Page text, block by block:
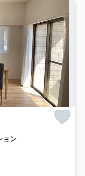
ョン